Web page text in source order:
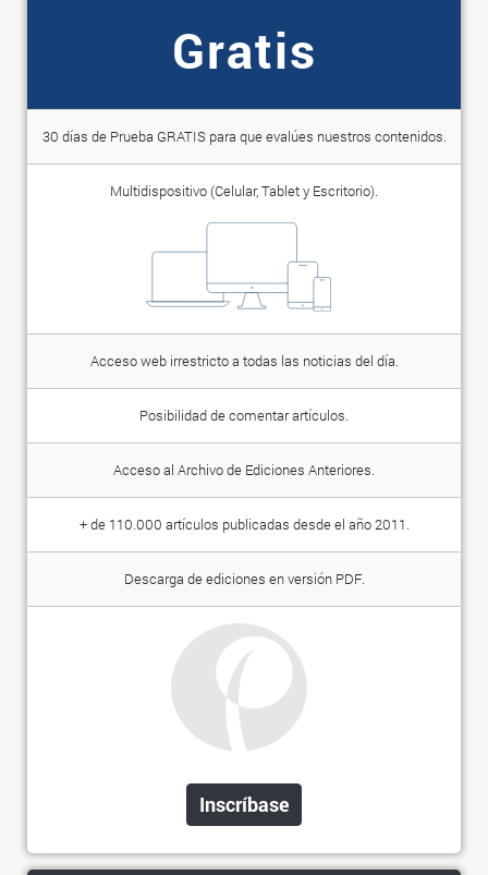
Gratis
30 días de Prueba GRATIS para que evalúes nuestros contenidos.
Multidispositivo (Celular, Tablet y Escritorio).
Acceso web irrestricto a todas las noticias del día.
Posibilidad de comentar artículos.
Acceso al Archivo de Ediciones Anteriores.
+ de 110.000 artículos publicadas desde el año 2011.
Descarga de ediciones en versión PDF.
Inscríbase